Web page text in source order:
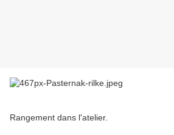
Rangement dans l'atelier.